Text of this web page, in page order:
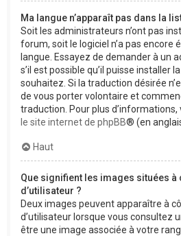
Ma langue n’apparaît pas dans la
Soit les administrateurs n’ont pas
forum, soit le logiciel n’a pas encore
langue. Essayez de demander à un
s’il est possible qu’il puisse installer
souhaitez. Si la traduction désirée
de vous porter volontaire et
traduction. Pour plus
le site internet de phpBB® (en
Haut
Que signifient les images situées à
d’utilisateur ?
Deux images peuvent apparaître à
d’utilisateur lorsque vous consultez
être une image associée à votre